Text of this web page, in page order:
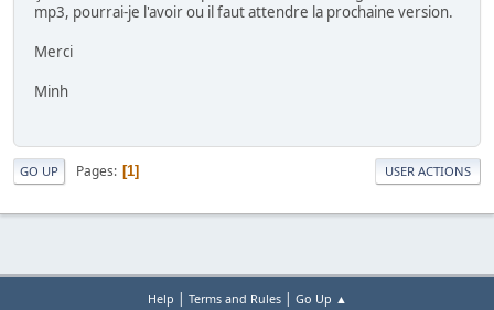
mp3, pourrai-je l'avoir ou il faut attendre la prochaine version.
Merci
Minh
GO UP Pages 1 USER ACTIONS
Help | Terms and Rules| Go Up ▲